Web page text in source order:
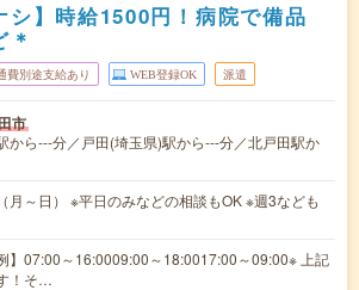
シ】時給1500円！病院で備品
費別途支給あり WEB登録OK 派遣
市
から---分／戸田(埼玉県)駅から---分／北戸田駅か
月～日） ※平日のみなどの相談もOK ※週3なども
】07:00～16:0009:00～18:0017:00～09:00※ 上記
！そ…